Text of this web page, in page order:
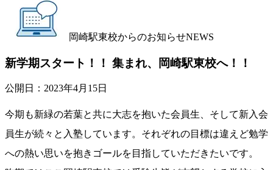
岡崎駅東校からのお知らせNEWS
新学期スタート！！ 集まれ、岡崎駅東校へ！！
公開日： 2023年4月15日
今期も新緑の若葉と共に大志を抱いた会員生、そして新入会
員生が続々と入塾しています。それぞれの目標は違えど勉学
への熱い思いを抱きゴールを目指していただきたいです。